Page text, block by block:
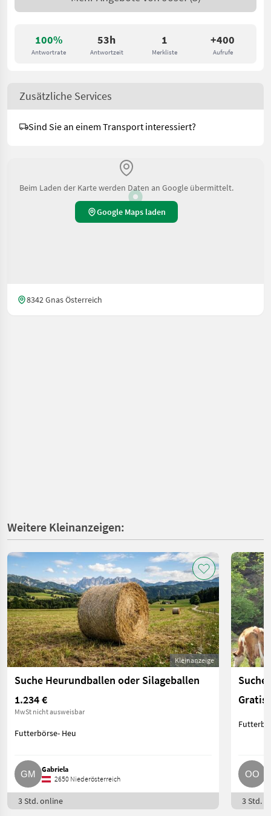
100%
Antwortrate
53h
Antwortzeit
1
Merkliste
+400
Aufrufe
Zusätzliche Services
Sind Sie an einem Transport interessiert?
Beim Laden der Karte werden Daten an Google übermittelt.
Google Maps laden
8342 Gnas Österreich
Weitere Kleinanzeigen:
Kleinanzeige
Suche Heurundballen oder Silageballen
1.234 €
MwSt nicht ausweisbar
Futterbörse- Heu
Gabriela
2650 Niederösterreich
3 Std. online
Suche
Gratis
3 Std.